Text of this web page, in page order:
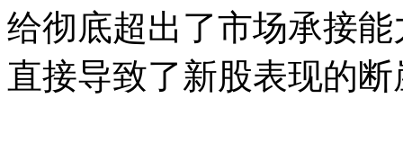
给彻底超出了市场承接
直接导致了新股表现的